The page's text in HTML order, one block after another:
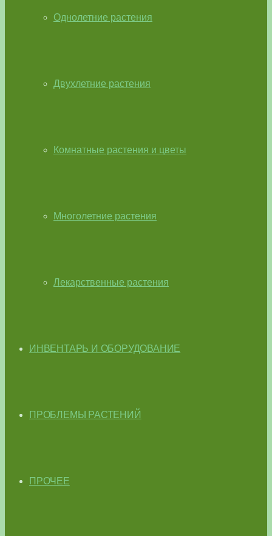
Однолетние растения
Двухлетние растения
Комнатные растения и цветы
Многолетние растения
Лекарственные растения
ИНВЕНТАРЬ И ОБОРУДОВАНИЕ
ПРОБЛЕМЫ РАСТЕНИЙ
ПРОЧЕЕ